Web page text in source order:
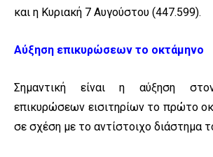
και η Κυριακή 7 Αυγούστου (447.599).
Αύξηση επικυρώσεων το οκτάμηνο
Σημαντική είναι η αύξηση
επικυρώσεων εισιτηρίων το πρώτο
σε σχέση με το αντίστοιχο διάστημα